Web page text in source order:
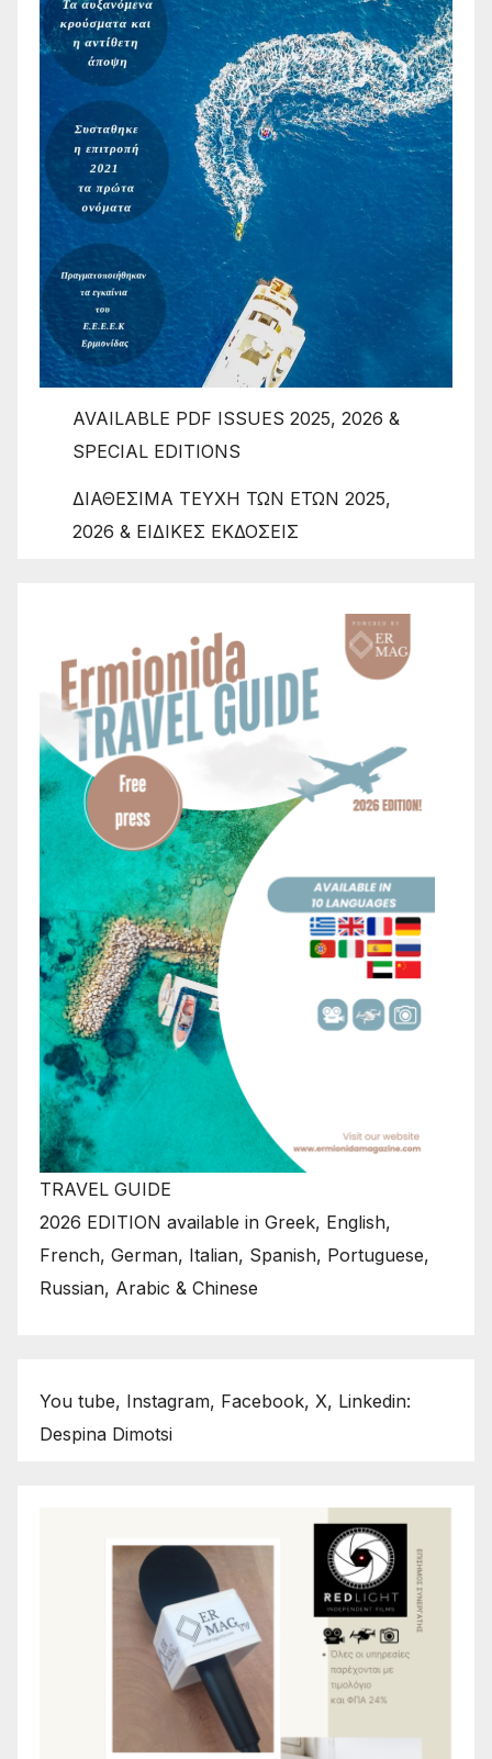
AVAILABLE PDF ISSUES 2025, 2026 &
SPECIAL EDITIONS
ΔΙΑΘΕΣΙΜΑ ΤΕΥΧΗ ΤΩΝ ΕΤΩΝ 2025,
2026 & ΕΙΔΙΚΕΣ ΕΚΔΟΣΕΙΣ
TRAVEL GUIDE
2026 EDITION available in Greek, English,
French, German, Italian, Spanish, Portuguese,
Russian, Arabic & Chinese
You tube, Instagram, Facebook, X, Linkedin:
Despina Dimotsi